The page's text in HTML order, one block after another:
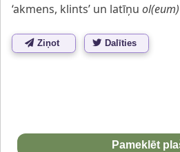
‘akmens, klints’ un latīņu ol(eum)
Ziņot Dalīties
Pameklēt